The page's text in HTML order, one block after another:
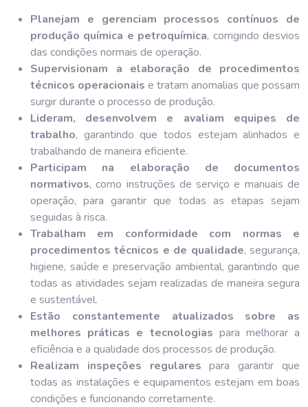
Planejam e gerenciam processos contínuos de
produção química e petroquímica, corrigindo desvios
das condições normais de operação.
Supervisionam a elaboração de procedimentos
técnicos operacionais e tratam anomalias que possam
surgir durante o processo de produção.
Lideram, desenvolvem e avaliam equipes de
trabalho, garantindo que todos estejam alinhados e
trabalhando de maneira eficiente.
Participam na elaboração de documentos
normativos, como instruções de serviço e manuais de
operação, para garantir que todas as etapas sejam
seguidas à risca.
Trabalham em conformidade com normas e
procedimentos técnicos e de qualidade, segurança,
higiene, saúde e preservação ambiental, garantindo que
todas as atividades sejam realizadas de maneira segura
e sustentável.
Estão constantemente atualizados sobre as
melhores práticas e tecnologias para melhorar a
eficiência e a qualidade dos processos de produção.
Realizam inspeções regulares para garantir que
todas as instalações e equipamentos estejam em boas
condições e funcionando corretamente.